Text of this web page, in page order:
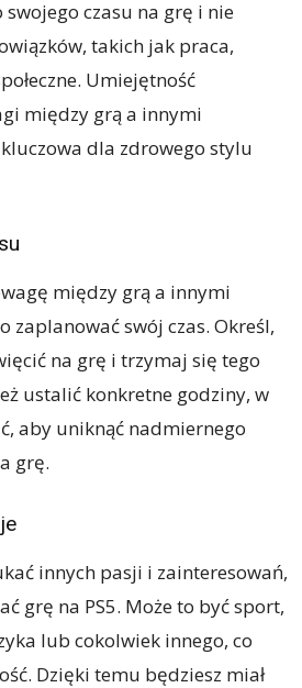
swojego czasu na grę i nie
takich jak praca,
Umiejętność
między grą a innymi
dla zdrowego stylu
między grą a innymi
zaplanować swój czas. Określ,
na grę i trzymaj się tego
ustalić konkretne godziny, w
aby uniknąć nadmiernego
grę.
innych pasji i zainteresowań,
grę na PS5. Może to być sport,
lub cokolwiek innego, co
Dzięki temu będziesz miał